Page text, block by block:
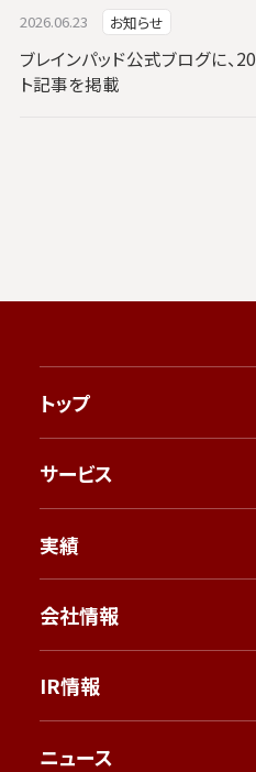
2026.06.23 お知らせ
ブレインパッド公式ブログに、
ト記事を掲載
トップ
サービス
実績
会社情報
IR情報
ニュース